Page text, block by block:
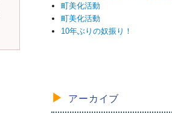
町美化活動
町美化活動
10年ぶりの奴振り！
アーカイブ